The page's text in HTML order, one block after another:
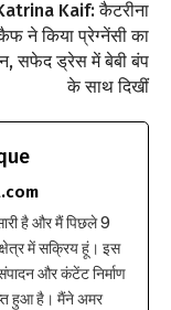
Kaif: कैटरीना
ने किया प्रेग्नेंसी का
सफेद ड्रेस में बेबी बंप
के साथ दिखीं
है और मैं पिछले 9
क्षेत्र में सक्रिय हूं। इस
और कंटेंट निर्माण
हुआ है। मैंने अमर